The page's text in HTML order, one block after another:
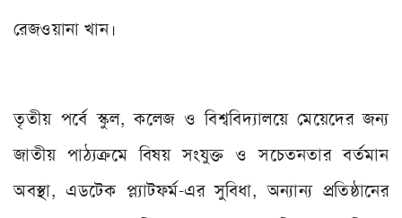
রেজওয়ানা খান।
তৃতীয় পর্বে স্কুল,কলেজ ও বিশ্ববিদ্যালয়ে মেয়েদের জন্য
জাতীয় পাঠ্যক্রমে বিষয় সংযুক্ত ও সচেতনতার বর্তমান
অবস্থা, এডটেক প্ল্যাটফর্ম-এর সুবিধা,অন্যান্য প্রতিষ্ঠানের